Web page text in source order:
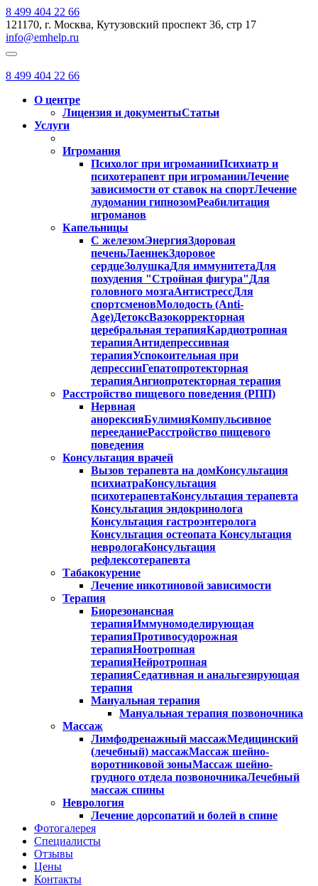
8 499 404 22 66
121170, г. Москва, Кутузовский проспект 36, стр 17
info@emhelp.ru
8 499 404 22 66
О центре
Лицензия и документыСтатьи
Услуги
Игромания
Психолог при игроманииПсихиатр и
психотерапевт при игроманииЛечение
зависимости от ставок на спортЛечение
лудомании гипнозомРеабилитация
игроманов
Капельницы
С железомЭнергияЗдоровая
печеньЛаеннекЗдоровое
сердцеЗолушкаДля иммунитетаДля
похудения "Стройная фигура" Для
головного мозгаАнтистрессДля
спортсменовМолодость (Anti-
Age)ДетоксВазокорректорная
церебральная терапияКардиотропная
терапияАнтидепрессивная
терапияУспокоительная при
депрессииГепатопротекторная
терапияАнгиопротекторная терапия
Расстройство пищевого поведения (РПП)
Нервная
анорексияБулимияКомпульсивное
перееданиеРасстройство пищевого
поведения
Консультация врачей
Вызов терапевта на домКонсультация
психиатраКонсультация
психотерапевтаКонсультация терапевта
Консультация эндокринолога
Консультация гастроэнтеролога
Консультация остеопата Консультация
неврологаКонсультация
рефлексотерапевта
Табакокурение
Лечение никотиновой зависимости
Терапия
Биорезонансная
терапияИммуномоделирующая
терапияПротивосудорожная
терапияНоотропная
терапияНейротропная
терапияСедативная и анальгезирующая
терапия
Мануальная терапия
Мануальная терапия позвоночника
Массаж
Лимфодренажный массажМедицинский
(лечебный) массажМассаж шейно-
воротниковой зоныМассаж шейно-
грудного отдела позвоночникаЛечебный
массаж спины
Неврология
Лечение дорсопатий и болей в спине
Фотогалерея
Специалисты
Отзывы
Цены
Контакты